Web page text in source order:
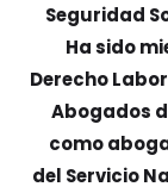
Seguridad
Ha sido
Derecho
Abogados
como
del Servicio